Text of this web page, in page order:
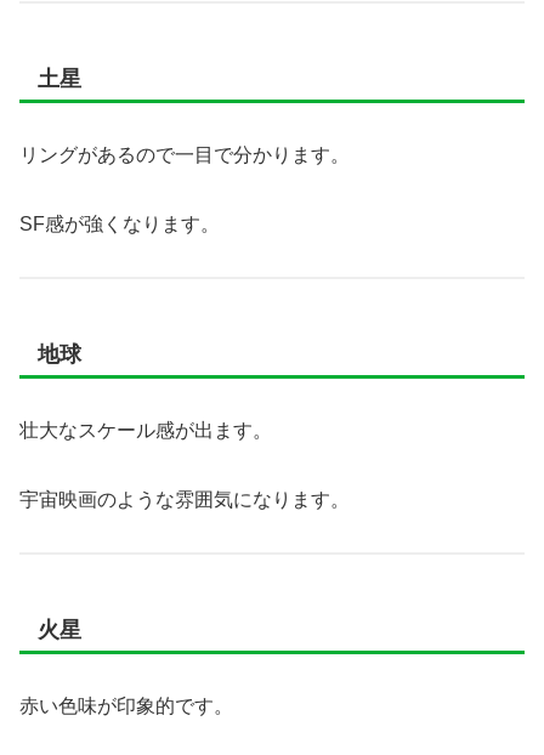
土星
リングがあるので一目で分かります。
SF感が強くなります。
地球
壮大なスケール感が出ます。
宇宙映画のような雰囲気になります。
火星
赤い色味が印象的です。